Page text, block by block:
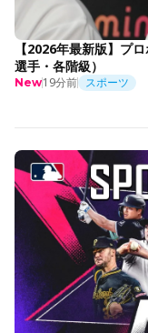
【2026年最新版】プ
選手・各階級）
New19分前 スポーツ